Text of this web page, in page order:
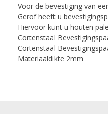
Voor de bevestiging van
Gerof heeft u
Hiervoor kunt u houten
Cortenstaal
Cortenstaal
Materiaaldikte 2mm